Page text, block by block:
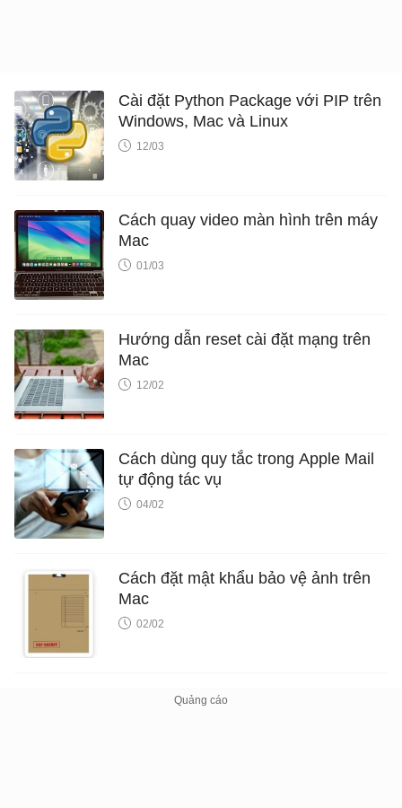
Cài đặt Python Package với PIP trên
Windows, Mac và Linux
12/03
Cách quay video màn hình trên máy
Mac
01/03
Hướng dẫn reset cài đặt mạng trên
Mac
12/02
Cách dùng quy tắc trong Apple Mail
tự động tác vụ
04/02
Cách đặt mật khẩu bảo vệ ảnh trên
Mac
02/02